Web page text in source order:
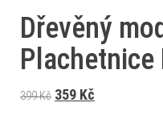
Dřevěný
Plachetnice
399Kč Původní cena byla:
359 Kč